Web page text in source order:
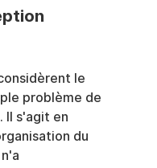
le
problème de
Il s'agit en
du